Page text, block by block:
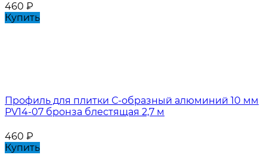
460 ₽
Купить
Профиль для плитки С-образный алюминий 10 мм
PV14-07 бронза блестящая 2,7 м
460 ₽
Купить